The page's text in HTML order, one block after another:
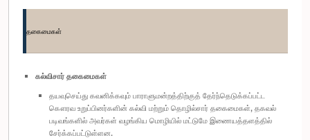
தகைமைகள்
கல்விசார் தகைமைகள்
தயவுசெய்து கவனிக்கவும் பாராளுமன்றத்திற்குத் தேர்ந்தெடுக்கப்பட்ட
கௌரவ உறுப்பினர்களின் கல்வி மற்றும் தொழில்சார் தகைமைகள், தகவல்
படிவங்களில் அவர்கள் வழங்கிய மொழியில் மட்டுமே இணையத்தளத்தில்
சேர்க்கப்பட்டுள்ளன.